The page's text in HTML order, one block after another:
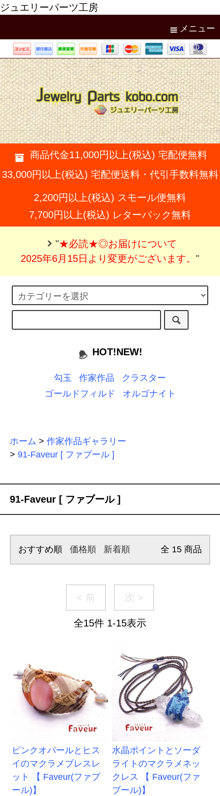
ジュエリーパーツ工房
メニュー
商品代金11,000円以上(税込) 宅配便無料
33,000円以上(税込) 宅配便送料・代引手数料無料
2,200円以上(税込) スモール便無料
7,700円以上(税込) レターパック無料
"★必読★◎お届けについて
2025年6月15日より変更がございます。 "
HOT!NEW!
勾玉 作家作品
クラスター
ゴールドフィルド
オルゴナイト
ホーム > 作家作品ギャラリー
> 91-Faveur [ ファブール ]
91-Faveur [ ファブール ]
おすすめ順 価格順 新着順 全 15 商品
< 前 次 >
全15件 1-15表示
ピンクオパールとヒス
イのマクラメブレスレ
ット 【 Faveur(ファブ
ール)】
水晶ポイントとソーダ
ライトのマクラメネッ
クレス 【 Faveur(ファ
ブール)】